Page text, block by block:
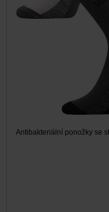
Antibakteriální ponožky se